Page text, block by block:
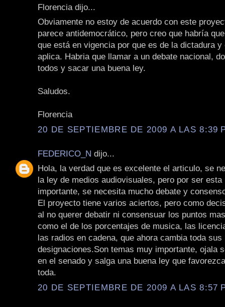
Florencia dijo...
Obviamente no estoy de acuerdo con este
parece antidemocrático, pero creo que habría
que está en vigencia por que es de la dictadura
aplica. Habria que llamar a un debate nacional,
todos y sacar una buena ley.
Saludos.
Florencia
20 DE SEPTIEMBRE DE 2009 A LAS 8:39
FEDERICO_N dijo...
Hola, la verdad que es excelente el articulo, se
la ley de medios audiovisuales, pero por ser esta
importante, se necesita mucho debate y
El proyecto tiene varios aciertos, pero como
al no querer debatir ni consensuar los puntos
como el de los porcentajes de musica, las
las radios en cadena, que ahora cambia toda sus
designaciones.Son temas muy importante, ojala
en el senado y salga una buena ley que
toda.
20 DE SEPTIEMBRE DE 2009 A LAS 8:57